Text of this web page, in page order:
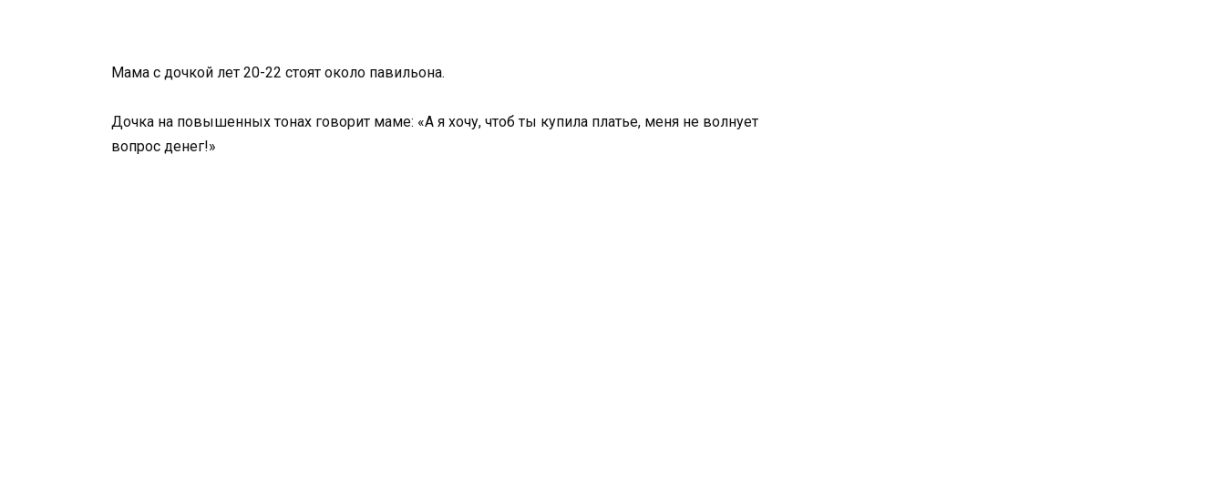
Мама с дочкой лет 20-22 стоят около павильона.
Дочка на повышенных тонах говорит маме: «А я хочу, чтоб ты купила платье, меня не волнует
вопрос денег!»